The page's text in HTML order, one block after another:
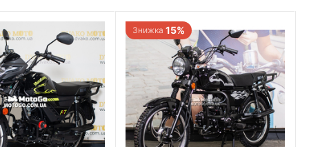
Знижка 15%